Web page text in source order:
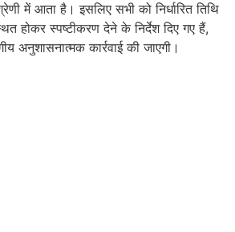
में आता है। इसलिए सभी को निर्धारित तिथि
होकर स्पष्टीकरण देने के निर्देश दिए गए हैं,
अनुशासनात्मक कार्रवाई की जाएगी।